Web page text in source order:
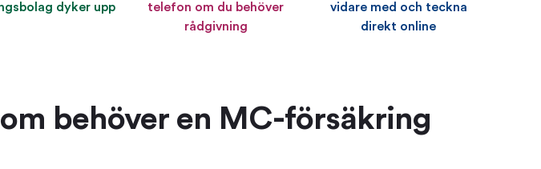
dyker upp
telefon om du behöver
rådgivning
vidare med och teckna
direkt online
behöver en MC-försäkring